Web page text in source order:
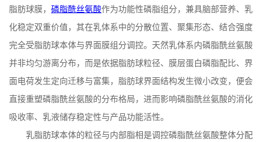
脂肪球膜， 磷脂酰丝氨酸作为功能性磷脂组分，兼具脑部营养、乳
化稳定双重价值，其在乳体系中的分散位置、聚集形态、结合强度
完全受脂肪球本体与界面膜组分调控。天然乳体系内磷脂酰丝氨酸
并非均匀游离分布，而是依据脂肪球粒径、膜层蛋白磷脂配比、界
面电荷发生定向迁移与富集，脂肪球界面结构发生微小改变，便会
直接重塑磷脂酰丝氨酸的分布格局，进而影响磷脂酰丝氨酸的消化
吸收率、乳液储存稳定性与产品功能活性。
乳脂肪球本体的粒径与内部脂相是调控磷脂酰丝氨酸整体分配